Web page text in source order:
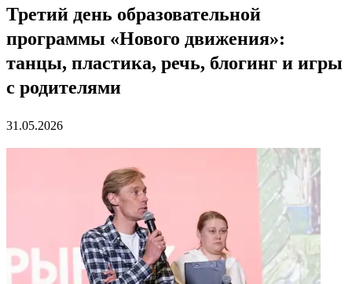
Третий день образовательной
программы «Нового движения»:
танцы, пластика, речь, блогинг и игры
с родителями
31.05.2026